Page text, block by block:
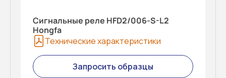
Сигнальные реле HFD2/006-S-L2
Hongfa
Технические характеристики
Запросить образцы